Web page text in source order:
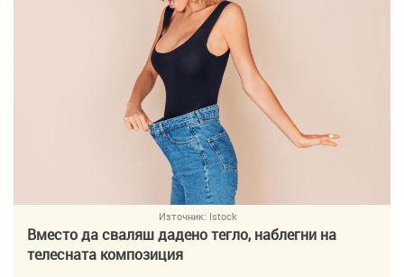
Източник: Istock
Вместо да сваляш дадено тегло, наблегни на
телесната композиция